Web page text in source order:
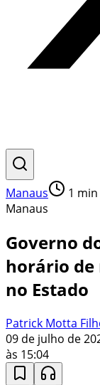
Manaus 1
Manaus
Governo
horário de
no Estado
Patrick Motta
09 de julho de
às 15:04